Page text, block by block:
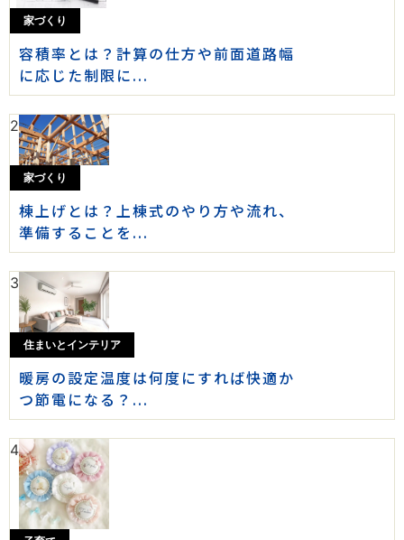
家づくり
容積率とは？計算の仕方や前面道路幅
に応じた制限に...
2
家づくり
棟上げとは？上棟式のやり方や流れ、
準備することを...
3
住まいとインテリア
暖房の設定温度は何度にすれば快適か
つ節電になる？...
4